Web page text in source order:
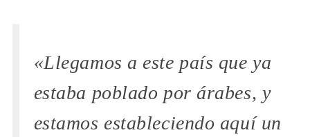
«Llegamos a este país que ya
estaba poblado por árabes, y
estamos estableciendo aquí un